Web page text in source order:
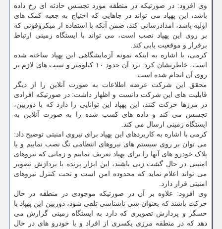
وی افزود: در صورتیکه در منطقه مورد تجسس حادثه ای رخ داده
باشد، این پهپاد می تواند در جاهایی که احتیاج به جعبه کمک های
اولیه باشد، امدادرسانی کند، ضمن آنکه با استفاده از میکروفونی که
بر روی این پهپاد نصب است، می تواند با ایستگاه زمینی ارتباط
برقرار و موقعیت یابی کند.
کرمی، با اشاره به اینکه نمونه آزمایشگاهی این پهپاد ساخته شده
است، خاطرنشان کرد: برد آن حدود ۱۰ کیلومتر و تست های لازم بر
روی آن انجام شده است.
محقق این شرکت عرضه اطلاعات به صورت آنلاین را از دیگر
قابلیت های این شرکت دانست و اظهار داشت: در صورتیکه افرادی
در مرزها حرکت کنند، این پهپاد این توانایی را دارد که با دوربین،
تجسس می کند و داده های کسب شده را به صورت آنلاین به
ایستگاه زمینی ارسال می کند.
کرمی با اشاره به کاربردهای این پهپاد برای نیروی امنیتی توضیح داد:
می توان بر روی سیستم های نیروهای انتظامی تگ نصب نماییم و یا
پلاک خودرو های آنها را برای پهپاد تعریف نماییم و زمانی که نیروهای
امنیتی در حال گشت زنی باشند، این ابزار پرنده با پردازش تصویر
می تواند اعلام نماید که محدوده امن است و تحت کنترل نیروهای
امنیتی قرار دارد.
وی افزود: علاوه بر آن در صورتیکه موجودی در منطقه در حال
حرکت باشند که بعنوان شی ناشناسی تلقی شود، دوربین این پهپاد با
حسگر و پردازش تصویری که دارد به ایستگاه زمینی گزارش می
دهد که در منطقه مرزی یکسری از افراد و یا خودرو های در حال